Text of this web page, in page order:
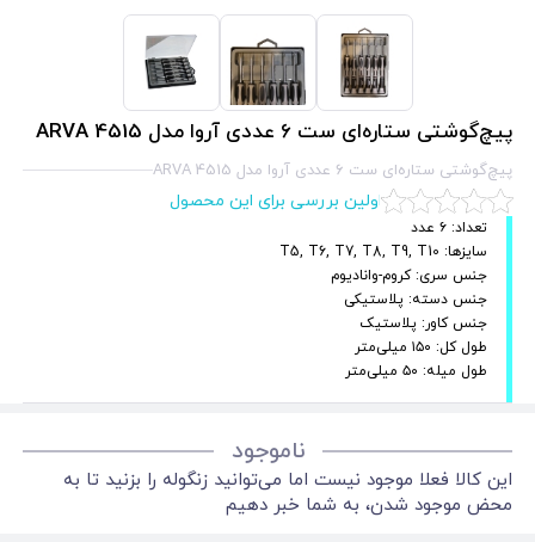
پیچ‌گوشتی ستاره‌ای ست ۶ عددی آروا مدل 4515 ARVA
پیچ‌گوشتی ستاره‌ای ست ۶ عددی آروا مدل 4515 ARVA
اولین بررسی برای این محصول
تعداد: ۶ عدد
سایزها: T5, T6, T7, T8, T9, T10
جنس سری: کروم-وانادیوم
جنس دسته: پلاستیکی
جنس کاور: پلاستیک
طول کل: ۱۵۰ میلی‌متر
طول میله: ۵۰ میلی‌متر
ناموجود
این کالا فعلا موجود نیست اما می‌توانید زنگوله را بزنید تا به
محض موجود شدن، به شما خبر دهیم